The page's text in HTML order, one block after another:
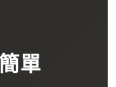
單